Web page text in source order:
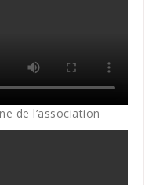
de l’association